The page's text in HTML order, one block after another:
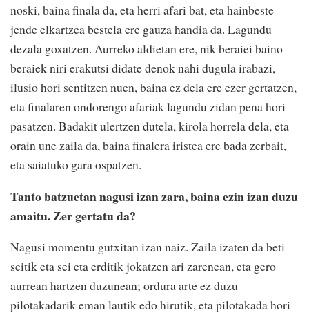
noski, baina finala da, eta herri afari bat, eta hainbeste
jende elkartzea bestela ere gauza handia da. Lagundu
dezala goxatzen. Aurreko aldietan ere, nik beraiei baino
beraiek niri erakutsi didate denok nahi dugula irabazi,
ilusio hori sentitzen nuen, baina ez dela ere ezer gertatzen,
eta finalaren ondorengo afariak lagundu zidan pena hori
pasatzen. Badakit ulertzen dutela, kirola horrela dela, eta
orain une zaila da, baina finalera iristea ere bada zerbait,
eta saiatuko gara ospatzen.
Tanto batzuetan nagusi izan zara, baina ezin izan duzu
amaitu. Zer gertatu da?
Nagusi momentu gutxitan izan naiz. Zaila izaten da beti
seitik eta sei eta erditik jokatzen ari zarenean, eta gero
aurrean hartzen duzunean; ordura arte ez duzu
pilotakadarik eman lautik edo hirutik, eta pilotakada hori